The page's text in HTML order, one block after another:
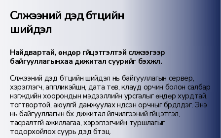
Сүлжээний дэд бүтцийн
шийдэл
Найдвартай, өндөр гүйцэтгэлтэй сүлжээгээр
байгууллагынхаа дижитал суурийг бэхжүүл.
Сүлжээний дэд бүтцийн шийдэл нь байгууллагын сервер,
хэрэглэгч, аппликэйшн, дата төв, клауд орчин болон салбар
нэгжүүдийн хоорондын мэдээллийн урсгалыг өндөр хурдтай,
тогтвортой, аюулгүй дамжуулах үндсэн орчныг бүрдүүлдэг. Энэ
нь байгууллагын бүх дижитал үйлчилгээний гүйцэтгэл,
тасралтгүй ажиллагаа, хэрэглэгчийн туршлагыг
тодорхойлох суурь дэд бүтэц.